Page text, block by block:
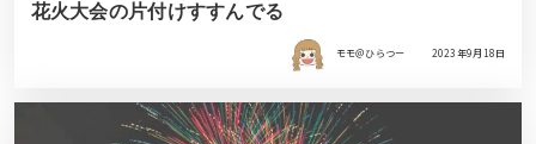
花火大会の片付けすすんでる
モモ＠ひらつー 2023年9月18日